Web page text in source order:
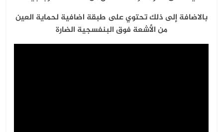
بالاضافة إلى ذلك تحتوي على طبقة اضافية لحماية العين
من الأشعة فوق البنفسجية الضارة